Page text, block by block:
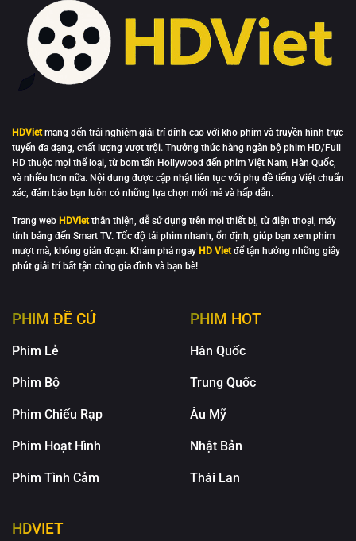
HDVietmang đến trải nghiệm giải trí đỉnh cao với kho phim và truyền hình trực
tuyến đa dạng, chất lượng vượt trội. Thưởng thức hàng ngàn bộ phim HD/Full
HD thuộc mọi thể loại, từ bom tấn Hollywood đến phim Việt Nam, Hàn Quốc,
và nhiều hơn nữa. Nội dung được cập nhật liên tục với phụ đề tiếng Việt chuẩn
xác, đảm bảo bạn luôn có những lựa chọn mới mẻ và hấp dẫn.
Trang web HDVietthân thiện, dễ sử dụng trên mọi thiết bị, từ điện thoại, máy
tính bảng đến Smart TV. Tốc độ tải phim nhanh, ổn định, giúp bạn xem phim
mượt mà, không gián đoạn. Khám phá ngay HD Vietđể tận hưởng những giây
phút giải trí bất tận cùng gia đình và bạn bè!
PHIM ĐỀ CỬ
Phim Lẻ
Phim Bộ
Phim Chiếu Rạp
Phim Hoạt Hình
Phim Tình Cảm
PHIM HOT
Hàn Quốc
Trung Quốc
Âu Mỹ
Nhật Bản
Thái Lan
HDVIET